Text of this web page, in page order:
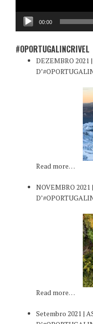
00:00
#OPORTUGALINCRIVEL
DEZEMBRO 2021
Read more…
NOVEMBRO 2021
Read more…
Setembro 2021 |